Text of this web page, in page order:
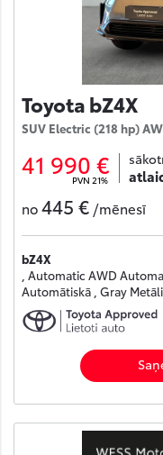
Toyota bZ4X
SUV Electric (218 hp)
41 990 €
PVN 21%
no445 € /mēnesī
bZ4X
, Automatic AWD
Automātiskā , Gray